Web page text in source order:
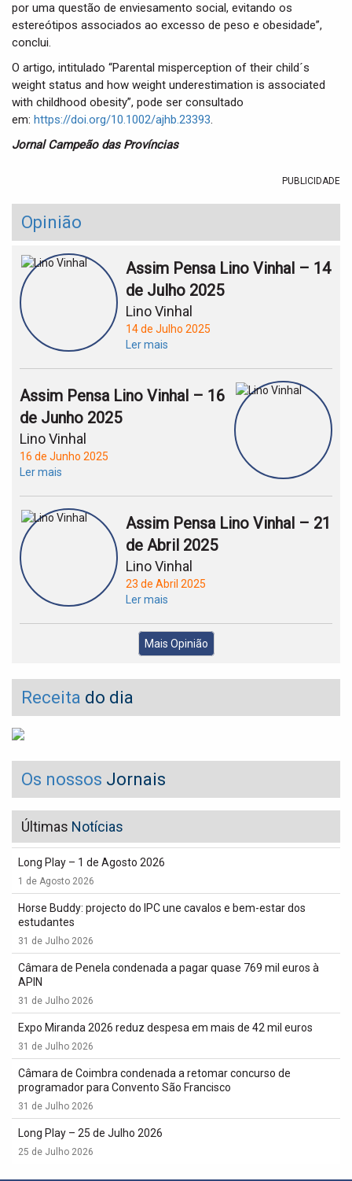
por uma questão de enviesamento social, evitando os
estereótipos associados ao excesso de peso e obesidade”,
conclui.
O artigo, intitulado “Parental misperception of their child´s
weight status and how weight underestimation is associated
with childhood obesity”, pode ser consultado
em: https://doi.org/10.1002/ajhb.23393.
Jornal Campeão das Províncias
PUBLICIDADE
Opinião
Assim Pensa Lino Vinhal – 14
de Julho 2025
Lino Vinhal
14 de Julho 2025
Ler mais
Assim Pensa Lino Vinhal – 16
de Junho 2025
Lino Vinhal
16 de Junho 2025
Ler mais
Assim Pensa Lino Vinhal – 21
de Abril 2025
Lino Vinhal
23 de Abril 2025
Ler mais
Mais Opinião
Receita do dia
Os nossos Jornais
Últimas Notícias
Long Play – 1 de Agosto 2026
1 de Agosto 2026
Horse Buddy: projecto do IPC une cavalos e bem-estar dos
estudantes
31 de Julho 2026
Câmara de Penela condenada a pagar quase 769 mil euros à
APIN
31 de Julho 2026
Expo Miranda 2026 reduz despesa em mais de 42 mil euros
31 de Julho 2026
Câmara de Coimbra condenada a retomar concurso de
programador para Convento São Francisco
31 de Julho 2026
Long Play – 25 de Julho 2026
25 de Julho 2026